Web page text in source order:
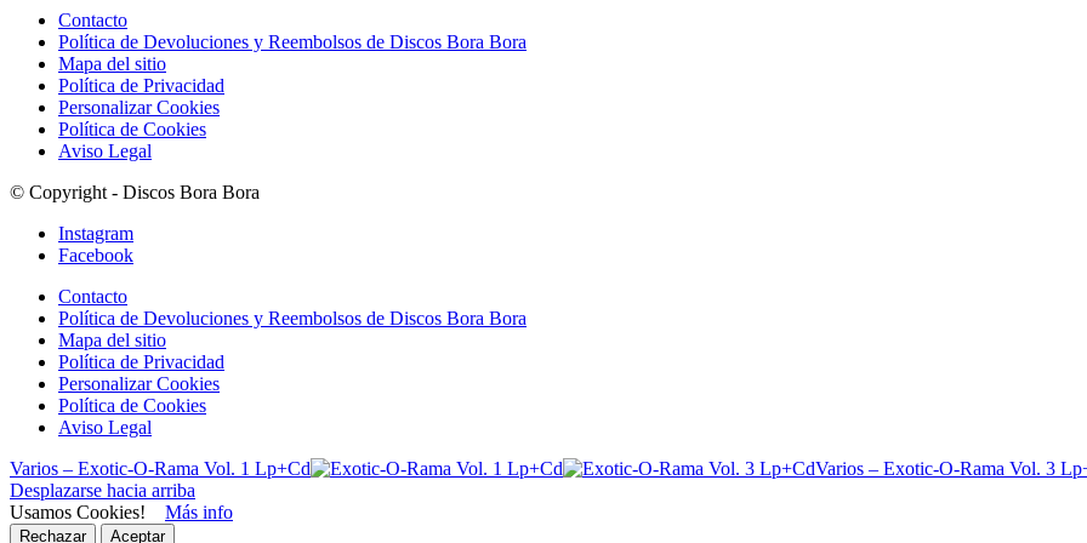
Contacto
Política de Devoluciones y Reembolsos de Discos Bora Bora
Mapa del sitio
Política de Privacidad
Personalizar Cookies
Política de Cookies
Aviso Legal
© Copyright - Discos Bora Bora
Instagram
Facebook
Contacto
Política de Devoluciones y Reembolsos de Discos Bora Bora
Mapa del sitio
Política de Privacidad
Personalizar Cookies
Política de Cookies
Aviso Legal
Varios – Exotic-O-Rama Vol. 1 Lp+Cd
Varios – Exotic-O-Rama Vol. 3
Desplazarse hacia arriba
Usamos Cookies! Más info
Rechazar Aceptar